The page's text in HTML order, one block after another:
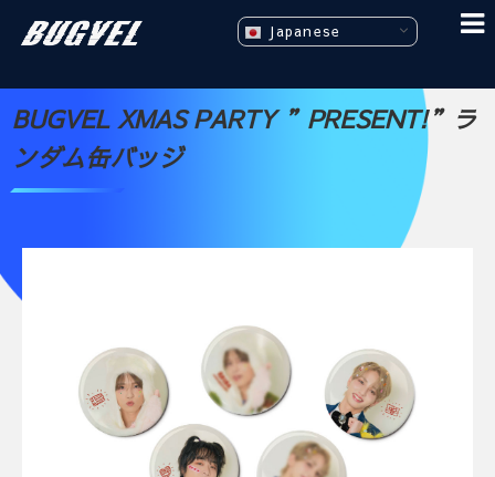
BUGVEL XMAS PARTY ”PRESENT!”ラ
ンダム缶バッジ
Japanese